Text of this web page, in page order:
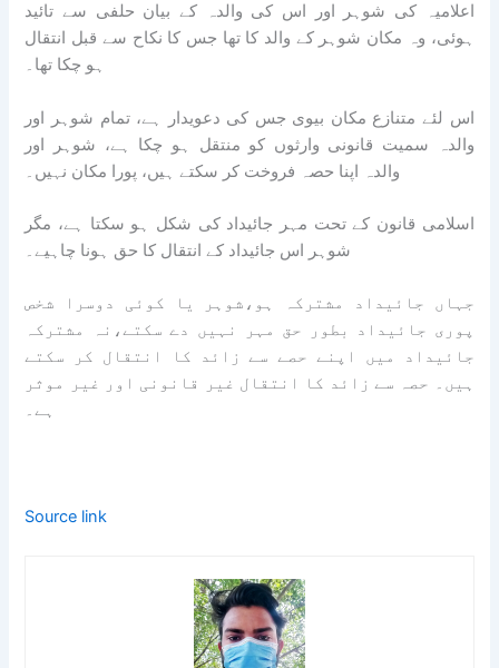
اعلامیہ کی شوہر اور اس کی والدہ کے بیان حلفی سے تائید
ہوئی، وہ مکان شوہر کے والد کا تھا جس کا نکاح سے قبل انتقال
ہو چکا تھا۔
اس لئے متنازع مکان بیوی جس کی دعویدار ہے، تمام شوہر اور
والدہ سمیت قانونی وارثوں کو منتقل ہو چکا ہے، شوہر اور
والدہ اپنا حصہ فروخت کر سکتے ہیں، پورا مکان نہیں۔
اسلامی قانون کے تحت مہر جائیداد کی شکل ہو سکتا ہے، مگر
شوہر اس جائیداد کے انتقال کا حق ہونا چاہیے۔
جہاں جائیداد مشترکہ ہو،شوہر یا کوئی دوسرا شخص
پوری جائیداد بطور حق مہر نہیں دے سکتے،نہ مشترکہ
جائیداد میں اپنے حصے سے زائد کا انتقال کر سکتے
ہیں۔ حصہ سے زائد کا انتقال غیر قانونی اور غیر موثر
ہے۔
Source link